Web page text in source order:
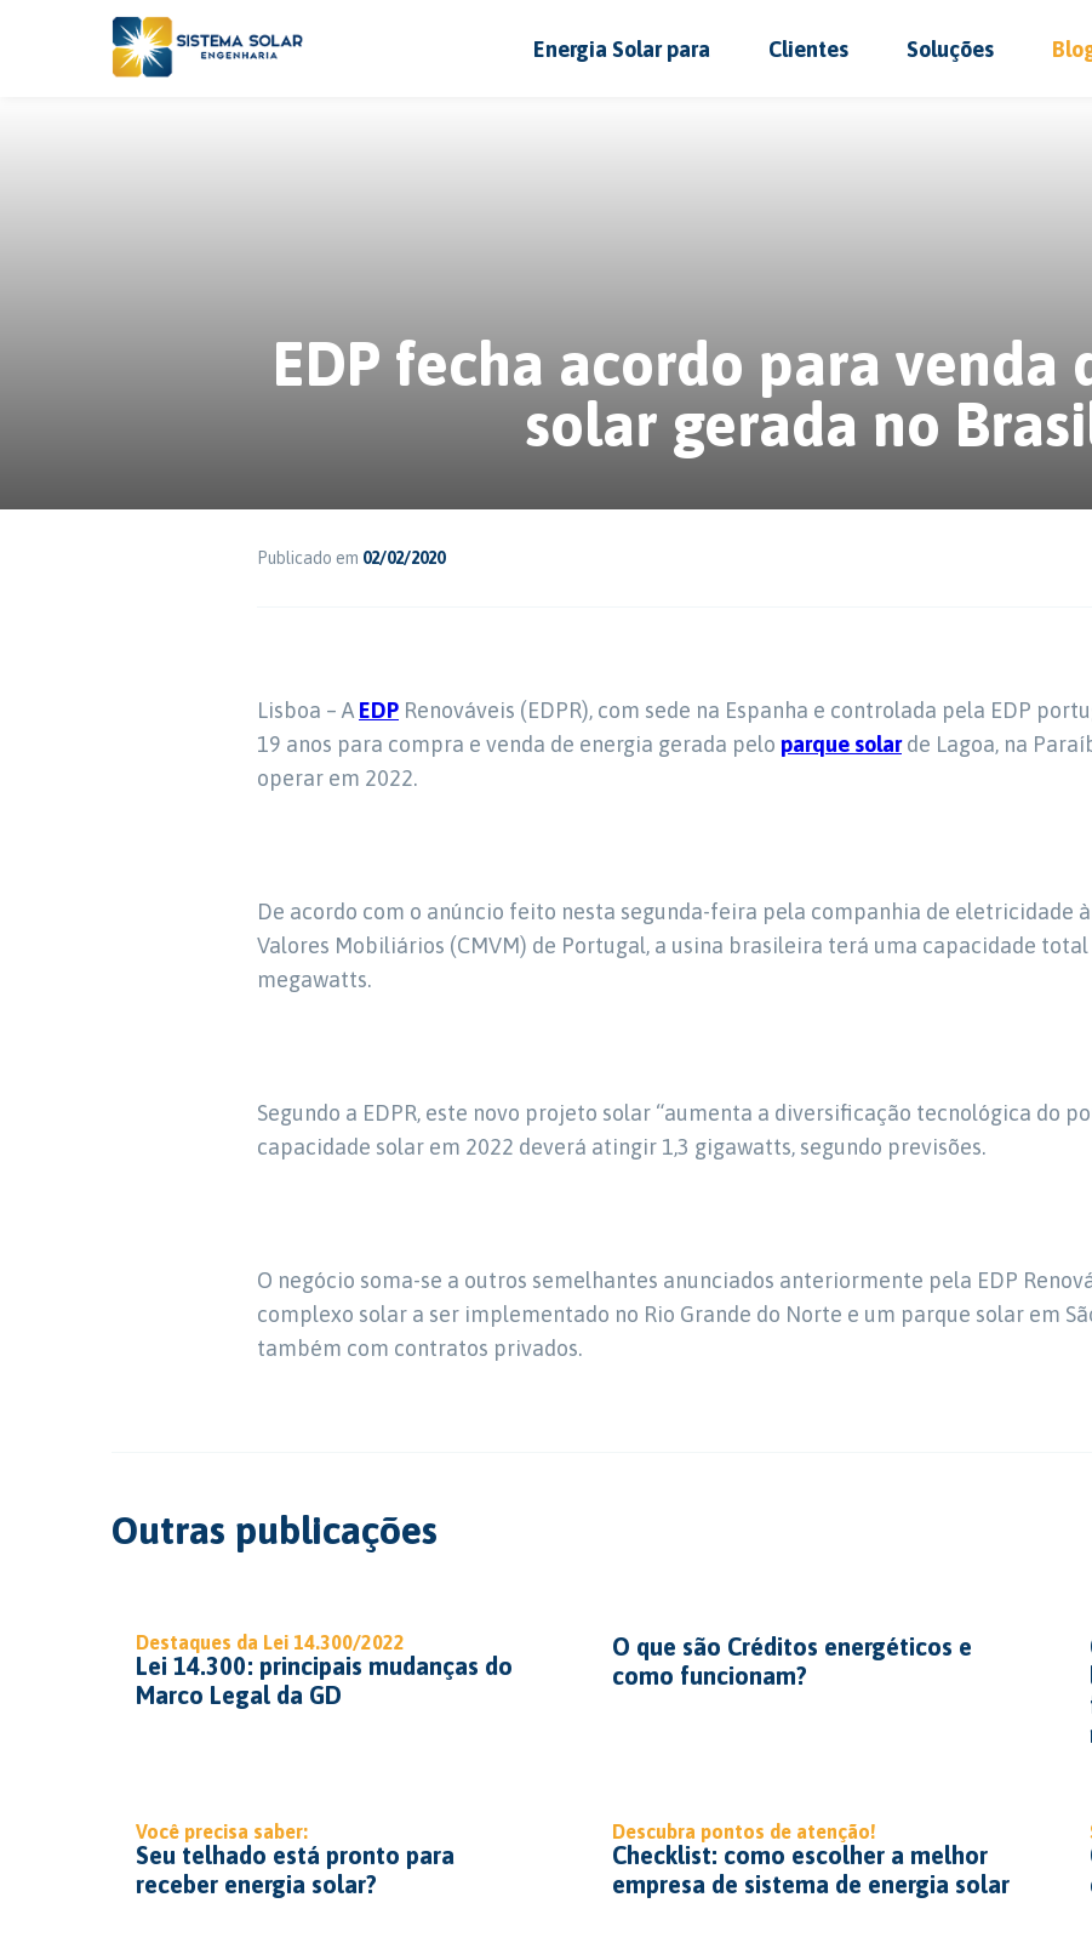
Energia Solar para Clientes Soluções
EDP fecha acordo para venda
solar gerada no
Publicado em 02/02/2020
Lisboa – A EDP Renováveis (EDPR), com sede na Espanha e controlada pela EDP
19 anos para compra e venda de energia gerada pelo parque solarde Lagoa, na
operar em 2022.
De acordo com o anúncio feito nesta segunda-feira pela companhia de eletricidade
Valores Mobiliários (CMVM) de Portugal, a usina brasileira terá uma capacidade
megawatts.
Segundo a EDPR, este novo projeto solar “aumenta a diversificação tecnológica do
capacidade solar em 2022 deverá atingir 1,3 gigawatts, segundo previsões.
O negócio soma-se a outros semelhantes anunciados anteriormente pela EDP
complexo solar a ser implementado no Rio Grande do Norte e um parque solar em
também com contratos privados.
Outras publicações
Destaques da Lei 14.300/2022
Lei 14.300: principais mudanças do
Marco Legal da GD
O que são Créditos energéticos e
como funcionam?
Você precisa saber:
Seu telhado está pronto para
receber energia solar?
Descubra pontos de atenção!
Checklist: como escolher a melhor
empresa de sistema de energia solar